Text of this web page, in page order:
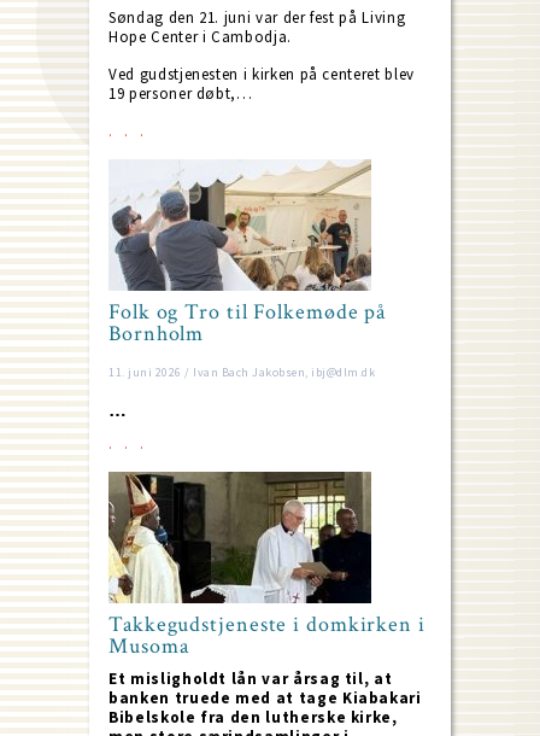
Søndag den 21. juni var der fest på Living
Hope Center i Cambodja.
Ved gudstjenesten i kirken på centeret blev
19 personer døbt,…
Folk og Tro til Folkemøde på
Bornholm
11. juni 2026 / Ivan Bach Jakobsen, ibj@dlm.dk
…
Takkegudstjeneste i domkirken i
Musoma
Et misligholdt lån var årsag til, at
banken truede med at tage Kiabakari
Bibelskole fra den lutherske kirke,